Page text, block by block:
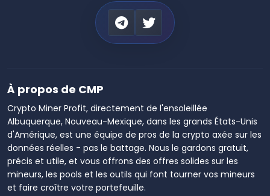
À propos de CMP
Crypto Miner Profit, directement de l'ensoleillée
Albuquerque, Nouveau-Mexique, dans les grands États-Unis
d'Amérique, est une équipe de pros de la crypto axée sur les
données réelles - pas le battage. Nous le gardons gratuit,
précis et utile, et vous offrons des offres solides sur les
mineurs, les pools et les outils qui font tourner vos mineurs
et faire croître votre portefeuille.